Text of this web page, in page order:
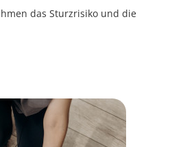
das Sturzrisiko und die